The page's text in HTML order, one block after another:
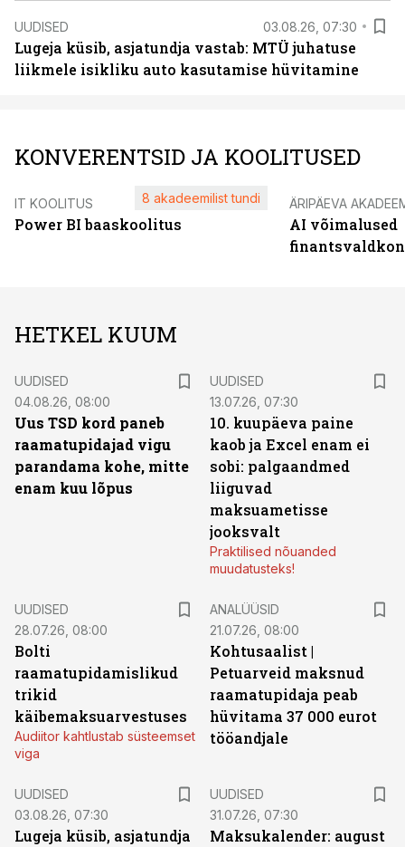
UUDISED 03.08.26, 07:30
Lugeja küsib, asjatundja vastab: MTÜ juhatuse
liikmele isikliku auto kasutamise hüvitamine
KONVERENTSID JA KOOLITUSED
IT KOOLITUS
Power BI baaskoolitus
8 akadeemilist tundi ÄRIPÄEVA
AI võimalused
HETKEL KUUM
UUDISED
04.08.26, 08:00
Uus TSD kord paneb
raamatupidajad vigu
parandama kohe, mitte
enam kuu lõpus
UUDISED
13.07.26, 07:30
10. kuupäeva paine
kaob ja Excel enam ei
sobi: palgaandmed
liiguvad
maksuametisse
jooksvalt
Praktilised nõuanded
muudatusteks!
UUDISED
28.07.26, 08:00
Bolti
raamatupidamislikud
trikid
käibemaksuarvestuses
Audiitor kahtlustab süsteemset
viga
ANALÜÜSID
21.07.26, 08:00
Kohtusaalist |
Petuarveid maksnud
raamatupidaja peab
hüvitama 37 000 eurot
tööandjale
UUDISED
03.08.26, 07:30
Lugeja küsib, asjatundja
UUDISED
31.07.26, 07:30
Maksukalender: august